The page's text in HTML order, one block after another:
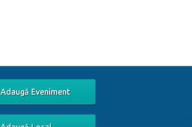
Adaugă Eveniment